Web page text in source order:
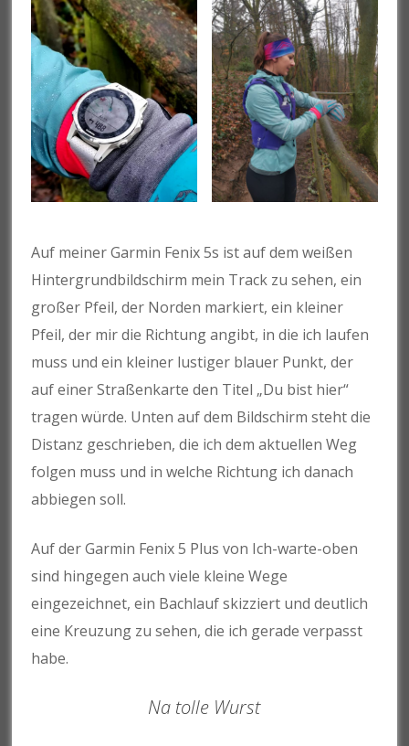
Auf meiner Garmin Fenix 5s ist auf dem weißen
Hintergrundbildschirm mein Track zu sehen, ein
großer Pfeil, der Norden markiert, ein kleiner
Pfeil, der mir die Richtung angibt, in die ich laufen
muss und ein kleiner lustiger blauer Punkt, der
auf einer Straßenkarte den Titel „Du bist hier“
tragen würde. Unten auf dem Bildschirm steht die
Distanz geschrieben, die ich dem aktuellen Weg
folgen muss und in welche Richtung ich danach
abbiegen soll.
Auf der Garmin Fenix 5 Plus von Ich-warte-oben
sind hingegen auch viele kleine Wege
eingezeichnet, ein Bachlauf skizziert und deutlich
eine Kreuzung zu sehen, die ich gerade verpasst
habe.
Na tolle Wurst